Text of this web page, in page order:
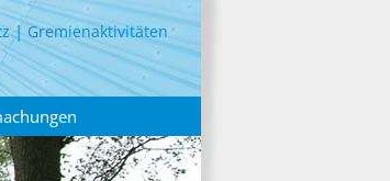
Gremienaktivitäten